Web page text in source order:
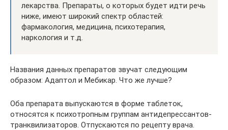
лекарства. Препараты, о которых будет идти речь
ниже, имеют широкий спектр областей:
фармакология, медицина, психотерапия,
наркология и т.д.
Названия данных препаратов звучат следующим
образом: Адаптол и Мебикар. Что же лучше?
Оба препарата выпускаются в форме таблеток,
относятся к психотропным группам антидепрессантов-
транквилизаторов. Отпускаются по рецепту врача.